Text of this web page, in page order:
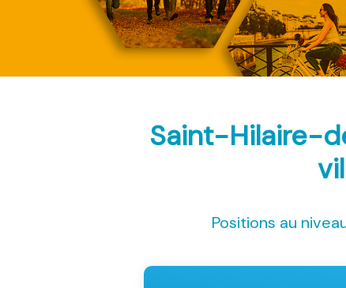
Saint-Hilaire-
Positions au